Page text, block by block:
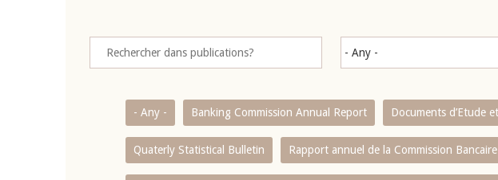
- Any - Banking Commission Annual Report Documents d’Etude
Quaterly Statistical Bulletin Rapport annuel de la Commission Bancaire